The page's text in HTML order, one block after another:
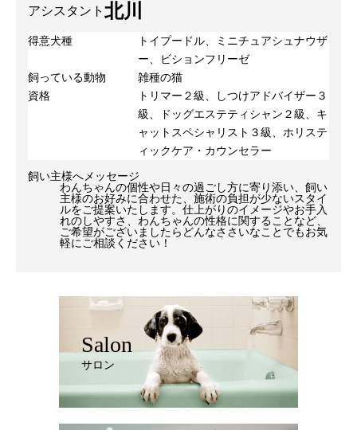
アシスタント 北川
得意犬種
トイプードル、ミニチュアシュナウザ
ー、ビションフリーゼ
飼っている動物
雑種の猫
資格
トリマー２級、しつけアドバイザー３
級、ドッグエステティシャン２級、キ
ャットスペシャリスト３級、ホリステ
ィックケア・カウンセラー
飼い主様へメッセージ
わんちゃんの個性や日々の過ごし方に寄り添い、飼い
主様のお好みに合わせた、施術の負担が少ないスタイ
ルをご提案いたします。仕上がりのイメージやお手入
れのしやすさ、わんちゃんの性格に関することなど、
ご希望がございましたらどんなささいなことでもお気
軽にご相談ください！
Salon
サロン